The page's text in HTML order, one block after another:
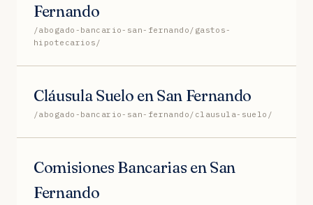
Fernando
/abogado-bancario-san-fernando/gastos-
hipotecarios/
Cláusula Suelo en San Fernando
/abogado-bancario-san-fernando/clausula-suelo/
Comisiones Bancarias en San
Fernando